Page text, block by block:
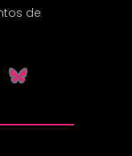
de